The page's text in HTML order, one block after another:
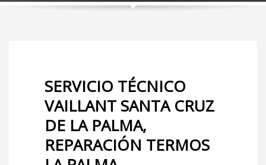
SERVICIO TÉCNICO
VAILLANT SANTA CRUZ
DE LA PALMA,
REPARACIÓN TERMOS